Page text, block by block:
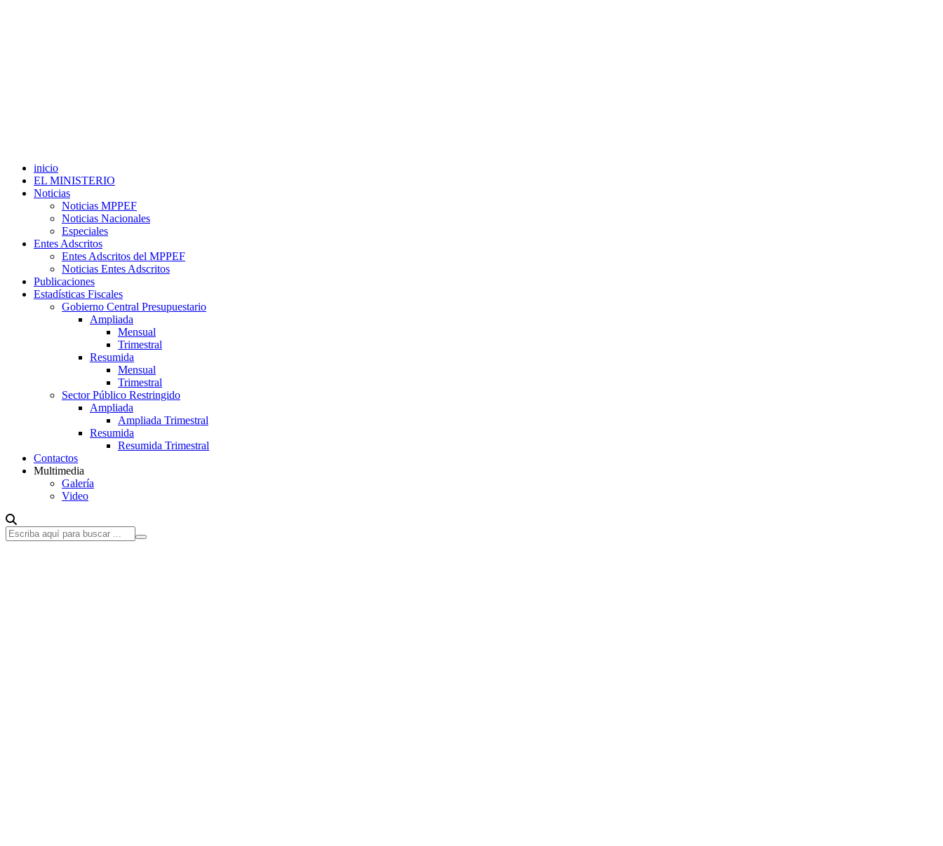
inicio
EL MINISTERIO
Noticias
Noticias MPPEF
Noticias Nacionales
Especiales
Entes Adscritos
Entes Adscritos del MPPEF
Noticias Entes Adscritos
Publicaciones
Estadísticas Fiscales
Gobierno Central Presupuestario
Ampliada
Mensual
Trimestral
Resumida
Mensual
Trimestral
Sector Público Restringido
Ampliada
Ampliada Trimestral
Resumida
Resumida Trimestral
Contactos
Multimedia
Galería
Video